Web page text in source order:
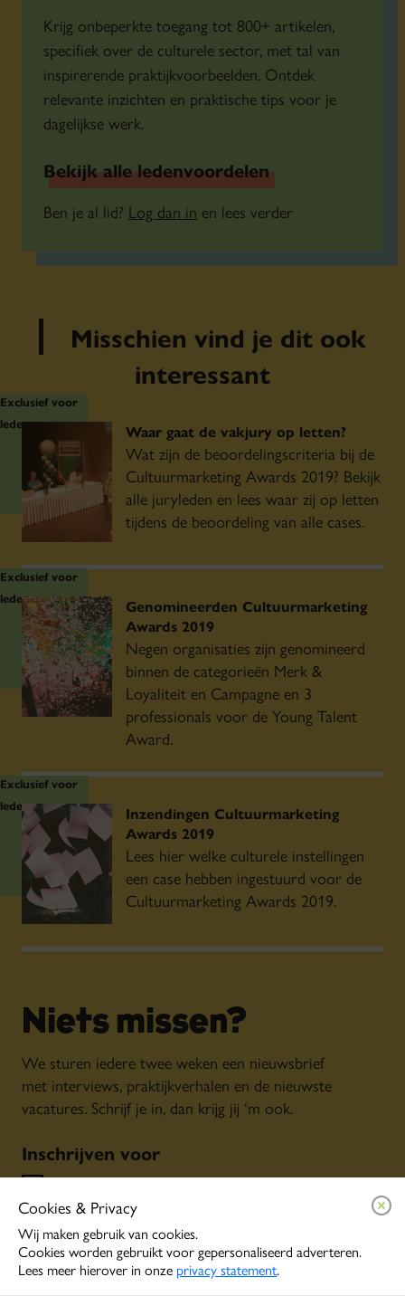
Cookies & Privacy
Wij maken gebruik van cookies.
Cookies worden gebruikt voor gepersonaliseerd adverteren.
Lees meer hierover in onze privacy statement.
Krijg onbeperkte toegang tot 800+ artikelen,
specifiek over de culturele sector, met tal van
inspirerende praktijkvoorbeelden. Ontdek
relevante inzichten en praktische tips voor je
dagelijkse werk.
Bekijk alle ledenvoordelen
Ben je al lid? Log dan in en lees verder
Misschien vind je dit ook
interessant
Exclusief voor
leden
Waar gaat de vakjury op letten?
Wat zijn de beoordelingscriteria bij de
Cultuurmarketing Awards 2019? Bekijk
alle juryleden en lees waar zij op letten
tijdens de beoordeling van alle cases.
Exclusief voor
leden
Genomineerden Cultuurmarketing
Awards 2019
Negen organisaties zijn genomineerd
binnen de categorieën Merk &
Loyaliteit en Campagne en 3
professionals voor de Young Talent
Award.
Exclusief voor
leden
Inzendingen Cultuurmarketing
Awards 2019
Lees hier welke culturele instellingen
een case hebben ingestuurd voor de
Cultuurmarketing Awards 2019.
Niets missen?
We sturen iedere twee weken een nieuwsbrief
met interviews, praktijkverhalen en de nieuwste
vacatures. Schrijf je in, dan krijg jij ‘m ook.
Inschrijven voor
Persoonlijke tips o.b.v. jouw interesses
Event alerts